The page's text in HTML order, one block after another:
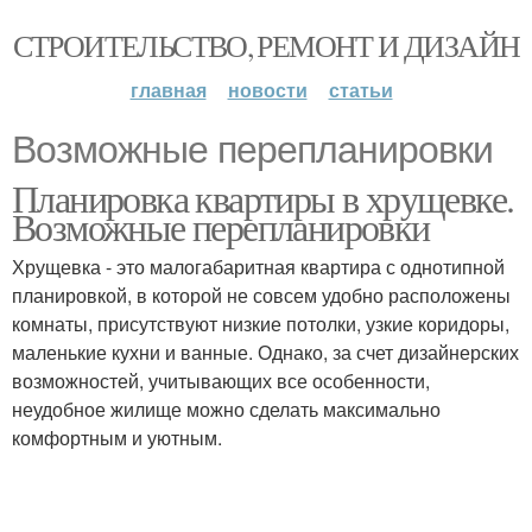
СТРОИТЕЛЬСТВО, РЕМОНТ И ДИЗАЙН
главная новости статьи
Возможные перепланировки
Планировка квартиры в хрущевке.
Возможные перепланировки
Хрущевка - это малогабаритная квартира с однотипной
планировкой, в которой не совсем удобно расположены
комнаты, присутствуют низкие потолки, узкие коридоры,
маленькие кухни и ванные. Однако, за счет дизайнерских
возможностей, учитывающих все особенности,
неудобное жилище можно сделать максимально
комфортным и уютным.